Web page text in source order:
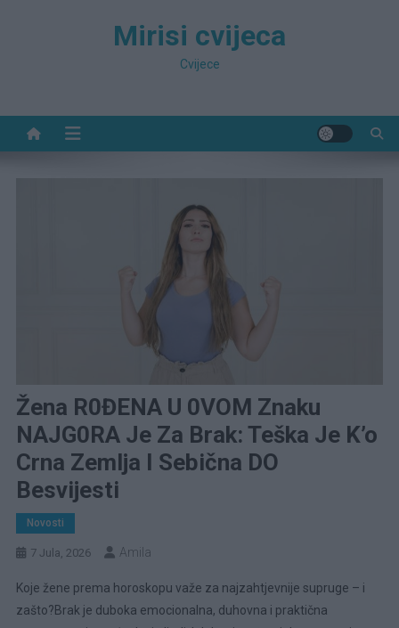
Mirisi cvijeca
Cvijece
Žena R0ĐENA U 0VOM Znaku
NAJG0RA Je Za Brak: Teška Je K’o
Crna Zemlja I Sebična DO
Besvijesti
Novosti
7 Jula, 2026 Amila
Koje žene prema horoskopu važe za najzahtjevnije supruge – i
zašto?Brak je duboka emocionalna, duhovna i praktična